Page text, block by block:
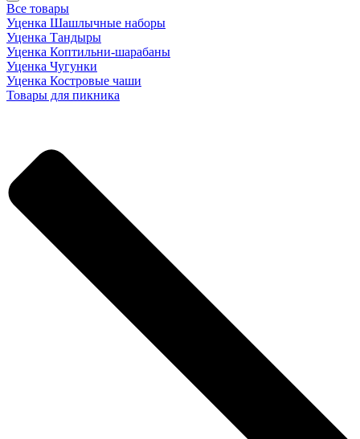
Все товары
Уценка Шашлычные наборы
Уценка Тандыры
Уценка Коптильни-шарабаны
Уценка Чугунки
Уценка Костровые чаши
Товары для пикника